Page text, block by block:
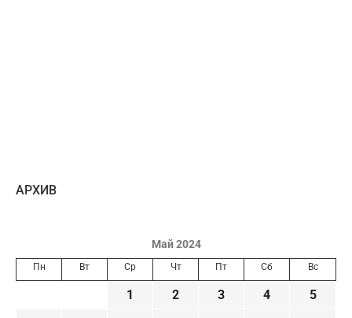
AРХИВ
Май 2024
Пн Вт Ср Чт Пт Сб Вс
1 2 3 4
5